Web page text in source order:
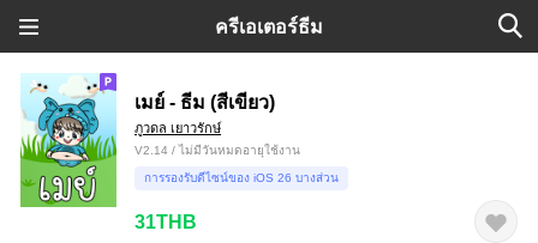
ครีเอเตอร์ธีม
เมย์ - ธีม (สีเขียว)
ภูวดล เยาวรักษ์
V2.14 / ไม่มีวันหมดอายุใช้งาน
การรองรับดีไซน์ของ iOS 26 บางส่วน
31THB